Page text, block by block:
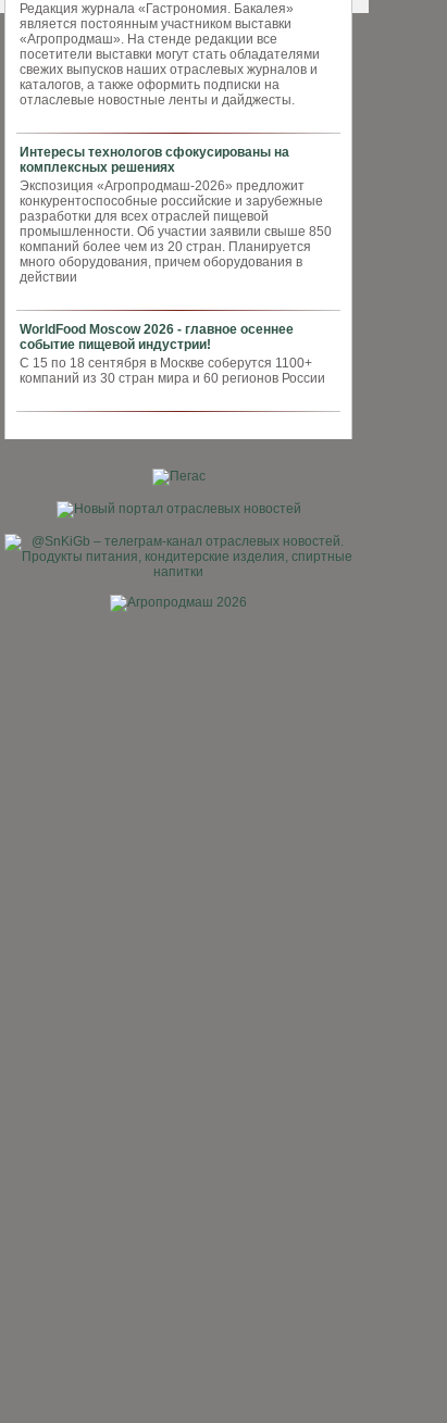
Редакция журнала «Гастрономия. Бакалея»
является постоянным участником выставки
«Агропродмаш». На стенде редакции все
посетители выставки могут стать обладателями
свежих выпусков наших отраслевых журналов и
каталогов, а также оформить подписки на
отласлевые новостные ленты и дайджесты.
Интересы технологов сфокусированы на
комплексных решениях
Экспозиция «Агропродмаш-2026» предложит
конкурентоспособные российские и зарубежные
разработки для всех отраслей пищевой
промышленности. Об участии заявили свыше 850
компаний более чем из 20 стран. Планируется
много оборудования, причем оборудования в
действии
WorldFood Moscow 2026 - главное осеннее
событие пищевой индустрии!
С 15 по 18 сентября в Москве соберутся 1100+
компаний из 30 стран мира и 60 регионов России